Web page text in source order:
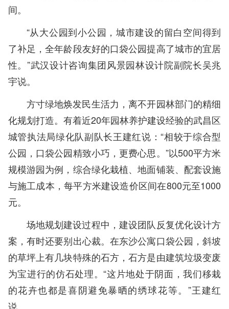
间。
“从大公园到小公园，城市建设的留白空间得到
了补足，全年龄段友好的口袋公园提高了城市的宜居
性。”武汉设计咨询集团风景园林设计院副院长吴兆
宇说。
方寸绿地焕发民生活力，离不开园林部门的精细
化规划打造。有着近20年园林养护建设经验的武昌区
城管执法局绿化队副队长王建红说：“相较于综合型
公园，口袋公园精致小巧，更费心思。”以500平方米
规模游园为例，综合绿化栽植、地面铺装、配套设施
与施工成本，每平方米建设造价区间在800元至1000
元。
场地规划建设过程中，建设团队反复优化设计方
案，有时还要别出心裁。在东沙公寓口袋公园，斜坡
的草坪上有几块特殊的石方，石方是由建筑垃圾变废
为宝进行的仿石处理。“这片地处于阴面，我们移栽
的花卉也都是喜阴避免暴晒的绣球花等。”王建红
说。